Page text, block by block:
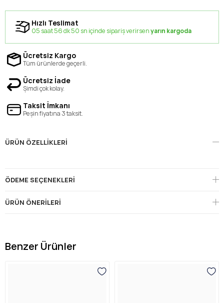
Hızlı Teslimat
05 saat 56 dk 49 sn içinde sipariş verirsenyarın kargoda
Ücretsiz Kargo
Tüm ürünlerde geçerli.
Ücretsiz İade
Şimdi çok kolay.
Taksit İmkanı
Peşin fiyatına 3 taksit.
ÜRÜN ÖZELLIKLERI
ÖDEME SEÇENEKLERI
ÜRÜN ÖNERILERI
Benzer Ürünler